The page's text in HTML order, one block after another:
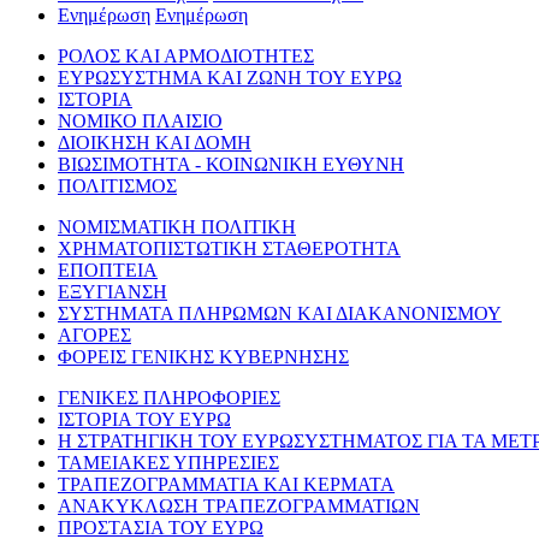
Ενημέρωση Ενημέρωση
ΡΟΛΟΣ ΚΑΙ ΑΡΜΟΔΙΟΤΗΤΕΣ
ΕΥΡΩΣΥΣΤΗΜΑ ΚΑΙ ΖΩΝΗ ΤΟΥ ΕΥΡΩ
ΙΣΤΟΡΙΑ
ΝΟΜΙΚΟ ΠΛΑΙΣΙΟ
ΔΙΟΙΚΗΣΗ ΚΑΙ ΔΟΜΗ
ΒΙΩΣΙΜΟΤΗΤΑ - ΚΟΙΝΩΝΙΚΗ ΕΥΘΥΝΗ
ΠΟΛΙΤΙΣΜΟΣ
ΝΟΜΙΣΜΑΤΙΚΗ ΠΟΛΙΤΙΚΗ
ΧΡΗΜΑΤΟΠΙΣΤΩΤΙΚΗ ΣΤΑΘΕΡΟΤΗΤΑ
ΕΠΟΠΤΕΙΑ
ΕΞΥΓΙΑΝΣΗ
ΣΥΣΤΗΜΑΤΑ ΠΛΗΡΩΜΩΝ ΚΑΙ ΔΙΑΚΑΝΟΝΙΣΜΟΥ
ΑΓΟΡΕΣ
ΦΟΡΕΙΣ ΓΕΝΙΚΗΣ ΚΥΒΕΡΝΗΣΗΣ
ΓΕΝΙΚΕΣ ΠΛΗΡΟΦΟΡΙΕΣ
ΙΣΤΟΡΙΑ ΤΟΥ ΕΥΡΩ
Η ΣΤΡΑΤΗΓΙΚΗ ΤΟΥ ΕΥΡΩΣΥΣΤΗΜΑΤΟΣ ΓΙΑ ΤΑ
ΤΑΜΕΙΑΚΕΣ ΥΠΗΡΕΣΙΕΣ
ΤΡΑΠΕΖΟΓΡΑΜΜΑΤΙΑ ΚΑΙ ΚΕΡΜΑΤΑ
ΑΝΑΚΥΚΛΩΣΗ ΤΡΑΠΕΖΟΓΡΑΜΜΑΤΙΩΝ
ΠΡΟΣΤΑΣΙΑ ΤΟΥ ΕΥΡΩ